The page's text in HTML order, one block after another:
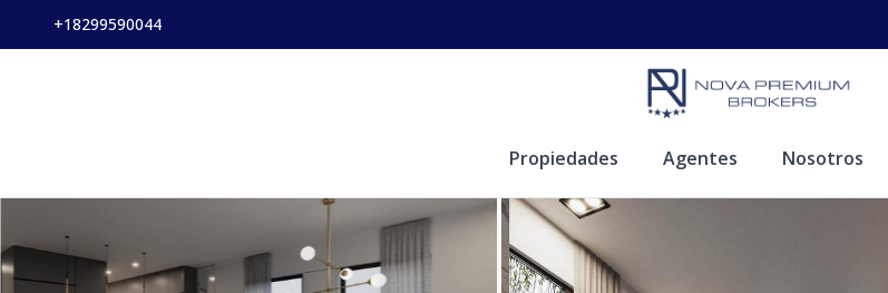
+18299590044
Propiedades Agentes Nosotros